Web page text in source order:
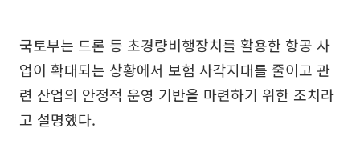
국토부는 드론 등 초경량비행장치를 활용한 항공 사
업이 확대되는 상황에서 보험 사각지대를 줄이고 관
련 산업의 안정적 운영 기반을 마련하기 위한 조치라
고 설명했다.